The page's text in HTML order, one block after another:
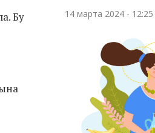
Бу 14 марта 2024 - 12:25